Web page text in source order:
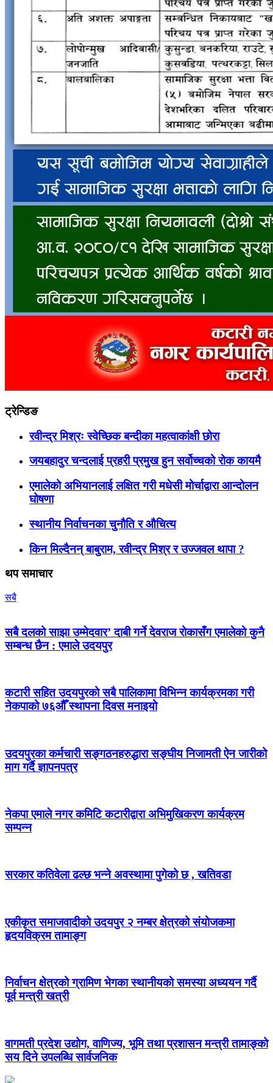
ट्रेन्डिङ
रवीन्द्र मिश्रः स्वेच्छिक बन्दीका महत्वाकांक्षी छोरा
जयबहादुर चन्दलाई प्रहरी प्रमुख हुन सर्वोच्चको रोक कायमै
एमालेको अभियानलाई लक्षित गरी मधेसी मोर्चाद्वारा आन्दोलन
घोषणा
स्थानीय निर्वाचनका चुनौति र औचित्य
किन मिल्दैनन् बाबुराम, रवीन्द्र मिश्र र उज्जवल थापा ?
थप समाचार
सबै
सबै दलको साझा उम्मेदवार’ दाबी गर्ने देवराज रोकासँग एमालेको कुनै
सम्बन्ध छैन : एमाले उदयपुर
कटारी सहित उदयपुरको सबै पालिकामा विभिन्न कार्यक्रमका गरी
नेकपाको ७६औँ स्थापना दिवस मनाइयो
उदयपुरका कर्मचारी सङ्गठनहरुद्धारा सङ्घीय निजामती ऐन जारीको
माग गर्दै ज्ञापनपत्र
नेकपा एमाले नगर कमिटि कटारीद्वारा अभिमुखिकरण कार्यक्रम
सम्पन्न
सरकार कतिवेला ढल्छ भन्ने अवस्थामा पुगेको छ , खतिवडा
एकीकृत समाजवादीको उदयपुर २ नम्बर क्षेत्रको संयोजकमा
हृदयविक्रम तामाङ्ग
निर्वाचन क्षेत्रको ग्रामिण भेगका स्थानीयको समस्या अध्ययन गर्दै
पूर्व मन्त्री खत्री
वागमती प्रदेश उद्योग, वाणिज्य, भूमि तथा प्रशासन मन्त्री तामाङ्को
सय दिने उपलब्धि सार्वजनिक